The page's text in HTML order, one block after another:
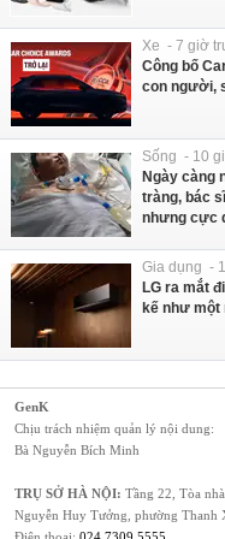
Xe - 7 giờ
Công bố
con người,
Sống - 10
Ngày càng
tràng, bác
nhưng cực
Gia dụng -
LG ra mắt
kế như một
GenK
Chịu trách nhiệm quản lý nội dung:
Bà Nguyễn Bích Minh
TRỤ SỞ HÀ NỘI: Tầng 22, Tòa
Nguyễn Huy Tưởng, phường Thanh
Điện thoại: 024 7309 5555